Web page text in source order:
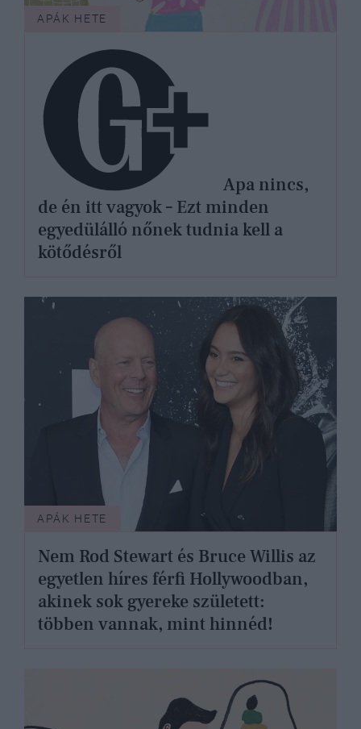
APÁK HETE
de én itt vagyok – Ezt minden
egyedülálló nőnek tudnia kell a
kötődésről
APÁK HETE
Nem Rod Stewart és Bruce Willis az
egyetlen híres férfi Hollywoodban,
akinek sok gyereke született:
többen vannak, mint hinnéd!